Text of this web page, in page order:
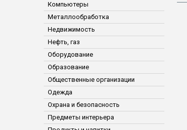
Компьютеры
Металлообработка
Недвижимость
Нефть, газ
Оборудование
Образование
Общественные организации
Одежда
Охрана и безопасность
Предметы интерьера